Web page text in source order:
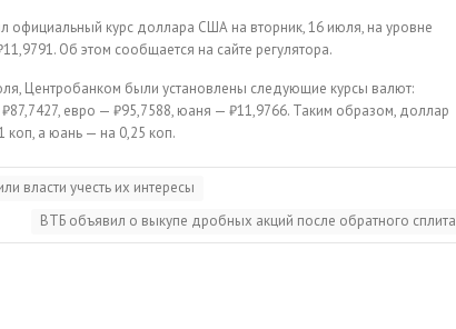
официальный курс доллара США на вторник, 16 июля, на уровне
Об этом сообщается на сайте регулятора.
Центробанком были установлены следующие курсы валют:
евро — ₽95,7588, юаня — ₽11,9766. Таким образом, доллар
коп, а юань — на 0,25 коп.
власти учесть их интересы
ВТБ объявил о выкупе дробных акций после обратного сплита